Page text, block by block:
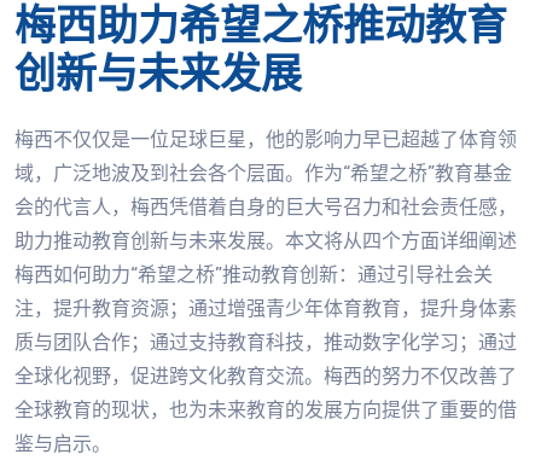
梅西助力希望之桥推动教育
创新与未来发展
梅西不仅仅是一位足球巨星，他的影响力早已超越了体育领
域，广泛地波及到社会各个层面。作为“希望之桥”教育基金
会的代言人，梅西凭借着自身的巨大号召力和社会责任感，
助力推动教育创新与未来发展。本文将从四个方面详细阐述
梅西如何助力“希望之桥”推动教育创新：通过引导社会关
注，提升教育资源；通过增强青少年体育教育，提升身体素
质与团队合作；通过支持教育科技，推动数字化学习；通过
全球化视野，促进跨文化教育交流。梅西的努力不仅改善了
全球教育的现状，也为未来教育的发展方向提供了重要的借
鉴与启示。